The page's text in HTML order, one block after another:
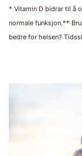
* Vitamin D bidrar til å
normale funksjon.**
bedre for helsen?